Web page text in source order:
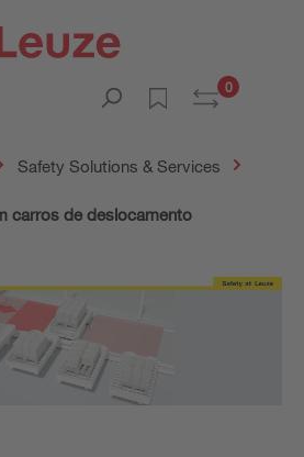
0
Safety Solutions & Services
carros de deslocamento